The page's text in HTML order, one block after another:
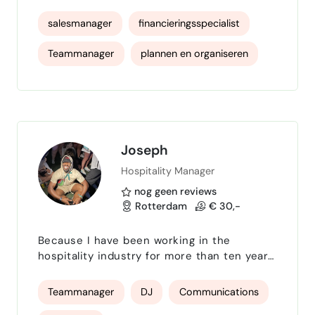
en salesfuncties tot leidinggevende
functies zowel operationeel als
commercieel/sales. Doortastend,
doorzettingsvermogen, resultaat gedreven,
coöperatief, pro-actief en als
people manager, verb…
salesmanager financieringsspecialist
Teammanager plannen en organiseren
Joseph
Hospitality Manager
nog geen reviews
Rotterdam
€ 30,-
Because I have been working in the
hospitality industry for more than ten years,
and achieved their missions, this comes
effortlessly to me, as long as the same
Teammanager DJ Communications